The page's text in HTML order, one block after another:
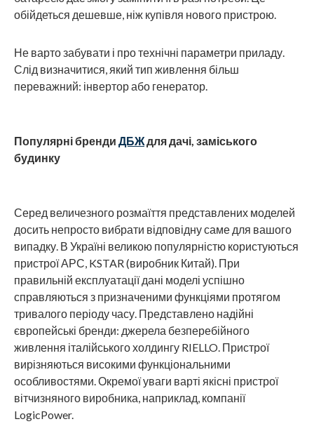
обійдеться дешевше, ніж купівля нового пристрою.
Не варто забувати і про технічні параметри приладу.
Слід визначитися, який тип живлення більш
переважний: інвертор або генератор.
Популярні бренди ДБЖдля дачі, заміського
будинку
Серед величезного розмаїття представлених моделей
досить непросто вибрати відповідну саме для вашого
випадку. В Україні великою популярністю користуються
пристрої АРС, KSTAR (виробник Китай). При
правильній експлуатації дані моделі успішно
справляються з призначеними функціями протягом
тривалого періоду часу. Представлено надійні
європейські бренди: джерела безперебійного
живлення італійського холдингу RIELLO. Пристрої
вирізняються високими функціональними
особливостями. Окремої уваги варті якісні пристрої
вітчизняного виробника, наприклад, компанії
LogicPower.